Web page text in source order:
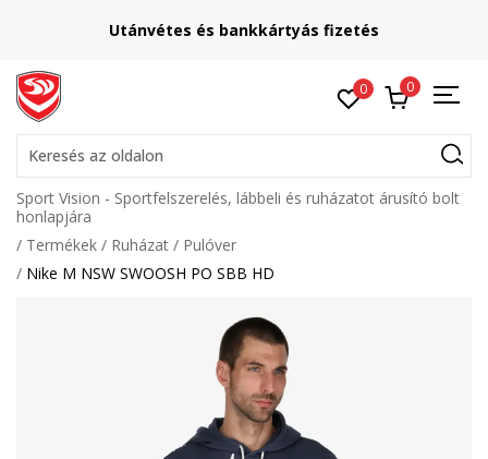
Utánvétes és bankkártyás fizetés
0 0
Keresés az oldalon
Sport Vision - Sportfelszerelés, lábbeli és ruházatot árusító bolt
honlapjára
Termékek
Ruházat
Pulóver
Nike M NSW SWOOSH PO SBB HD